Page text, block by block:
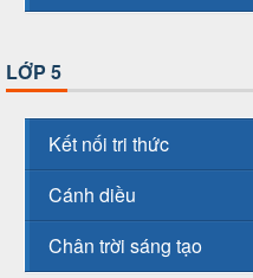
LỚP 5
Kết nối tri thức
Cánh diều
Chân trời sáng tạo